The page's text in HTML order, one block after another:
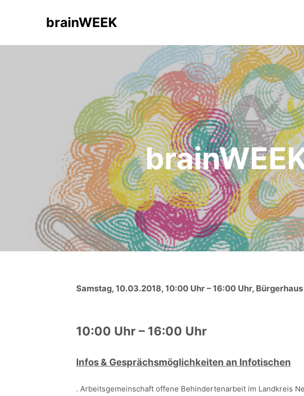
brainWEEK
Samstag, 10.03.2018, 10:00 Uhr – 16:00 Uhr,
10:00 Uhr – 16:00 Uhr
Infos & Gesprächsmöglichkeiten an Infotischen
. Arbeitsgemeinschaft offene Behindertenarbeit im Landkreis